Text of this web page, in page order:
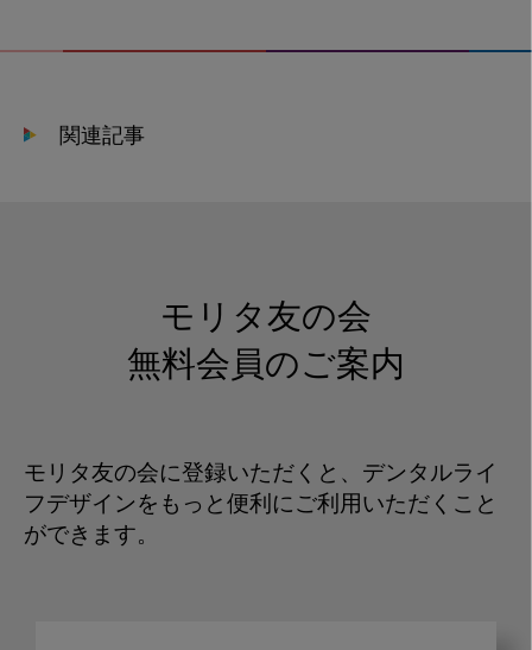
関連記事
モリタ友の会
無料会員のご案内
モリタ友の会に登録いただくと、デンタルライ
フデザインをもっと便利にご利用いただくこと
ができます。